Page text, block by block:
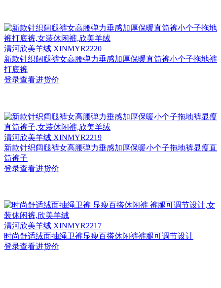
清河欣美羊绒 XINMYR2220
新款针织阔腿裤女高腰弹力垂感加厚保暖直筒裤小个子拖地裤
打底裤
登录查看进货价
清河欣美羊绒 XINMYR2219
新款针织阔腿裤女高腰弹力垂感加厚保暖小个子拖地裤显瘦直
筒裤子
登录查看进货价
清河欣美羊绒 XINMYR2217
时尚舒适绒面抽绳卫裤显瘦百搭休闲裤裤腿可调节设计
登录查看进货价